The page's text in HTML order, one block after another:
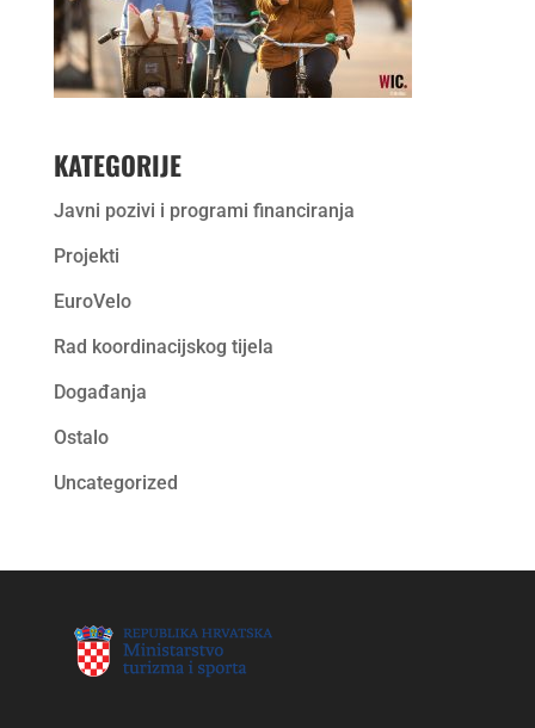
KATEGORIJE
Javni pozivi i programi financiranja
Projekti
EuroVelo
Rad koordinacijskog tijela
Događanja
Ostalo
Uncategorized